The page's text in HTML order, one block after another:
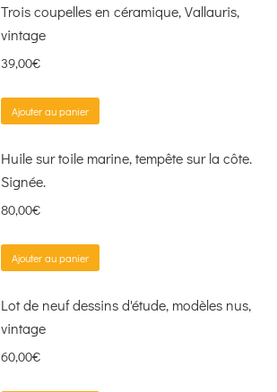
Trois coupelles en céramique, Vallauris,
vintage
39,00€
Ajouter au panier
Huile sur toile marine, tempête sur la côte.
Signée.
80,00€
Ajouter au panier
Lot de neuf dessins d'étude, modèles nus,
vintage
60,00€